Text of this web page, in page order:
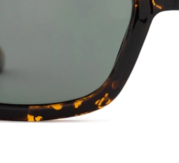
50 mm
Μήκος φακού
Μήκος